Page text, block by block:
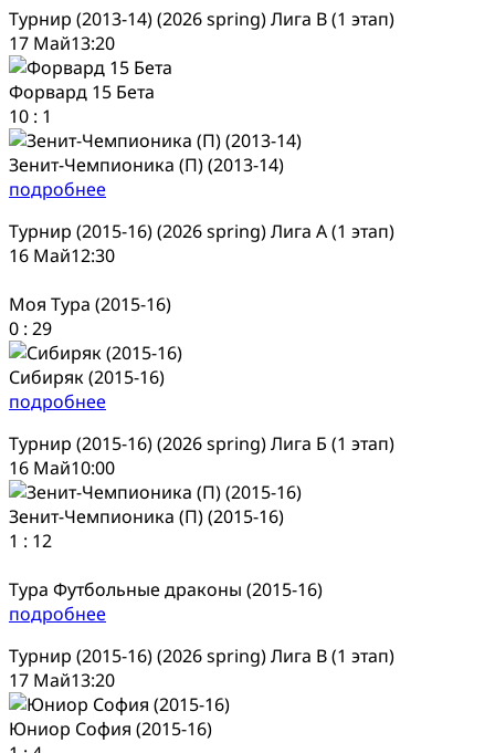
Турнир (2013-14) (2026 spring) Лига В (1 этап)
17 Май13:20
Форвард 15 Бета
10 : 1
Зенит-Чемпионика (П) (2013-14)
подробнее
Турнир (2015-16) (2026 spring) Лига А (1 этап)
16 Май12:30
Моя Тура (2015-16)
0 : 29
Сибиряк (2015-16)
подробнее
Турнир (2015-16) (2026 spring) Лига Б (1 этап)
16 Май10:00
Зенит-Чемпионика (П) (2015-16)
1 : 12
Тура Футбольные драконы (2015-16)
подробнее
Турнир (2015-16) (2026 spring) Лига В (1 этап)
17 Май13:20
Юниор София (2015-16)